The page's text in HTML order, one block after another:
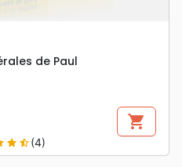
de Paul
shopping_cart
star star_half(4)